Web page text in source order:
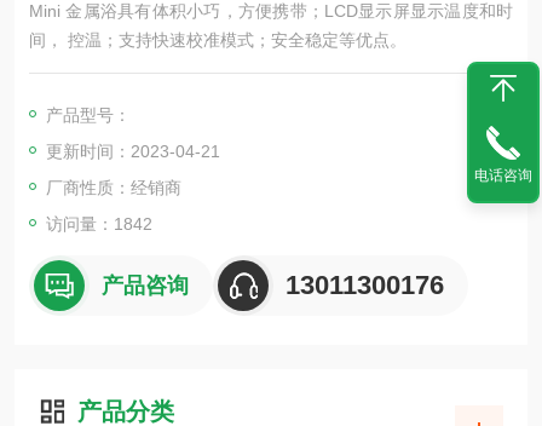
Mini 金属浴具有体积小巧，方便携带；LCD显示屏显示温度和时
间， 控温；支持快速校准模式；安全稳定等优点。
产品型号：
更新时间：2023-04-21
厂商性质：经销商
访问量：1842
产品咨询 13011300176
产品分类
电话咨询